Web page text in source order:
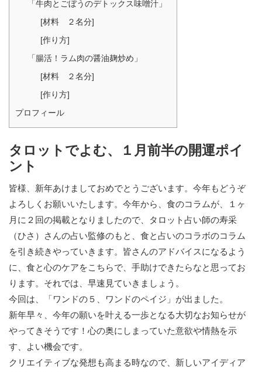
「牛肉とごぼうのデトックス味噌汁」
[材料 ２名分]
[作り方]
「腸活！ラム肉の醤油麹炒め」
[材料 ２名分]
[作り方]
プロフィール
タロットでよむ、１月前半の開運ポイ
ント
皆様、新年あけましておめでとうございます。今年もどうぞ
よろしくお願いいたします。今年から、食のコラムが、１ヶ
月に２回の掲載となりましたので、タロット占い師の寿采
（ひさ）さんの占い監修のもと、食と占いのコラボのコラム
を引き続きやっていきます。皆さんのアドバイスになるよう
に、食と心のケアをこちらで、手助けできたらなと思ってお
ります。それでは、早速見ていきましょう。
今回は、「ワンドの５、ワンドのペイジ」が出ました。
新年早々、今年の願いを叶える一歩となる大切なお知らせが
やってきそうです！心の奥にしまっていた意欲や情熱を示
す、よい機会です。
クリエイティブな発想も高まる時なので、新しいアイディア